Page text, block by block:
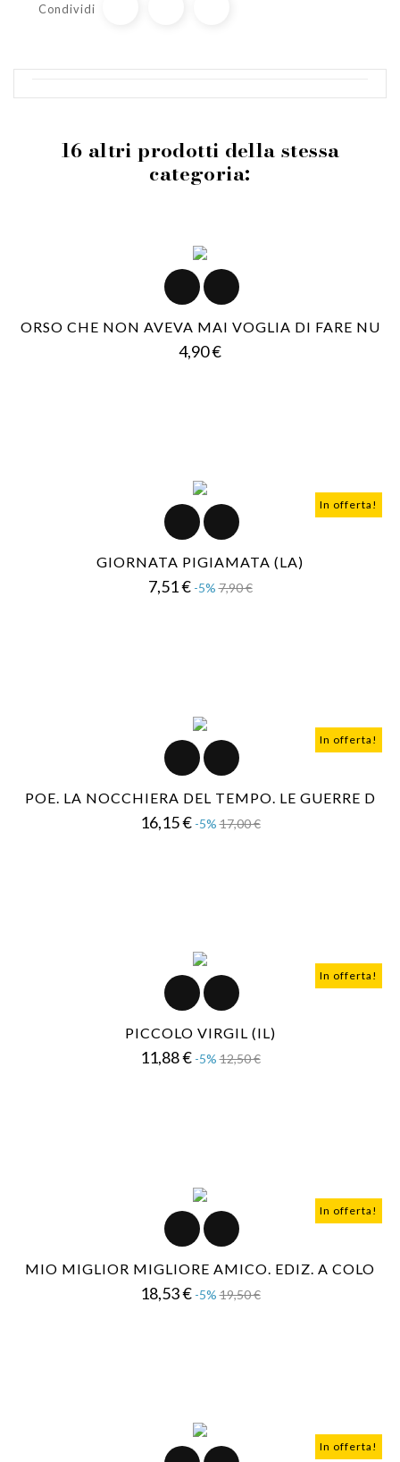
Condividi
16 altri prodotti della stessa
categoria:
ORSO CHE NON AVEVA MAI VOGLIA DI FARE NU
4,90 €Prezzo
In offerta!
GIORNATA PIGIAMATA (LA)
7,51 € Prezzo
-5% 7,90 €Prezzo
In offerta!
POE. LA NOCCHIERA DEL TEMPO. LE GUERRE D
16,15 € Prezzo
-5% 17,00 €Prezzo
In offerta!
PICCOLO VIRGIL (IL)
11,88 € Prezzo
-5% 12,50 €Prezzo
In offerta!
MIO MIGLIOR MIGLIORE AMICO. EDIZ. A COLO
18,53 € Prezzo
-5% 19,50 €Prezzo
In offerta!